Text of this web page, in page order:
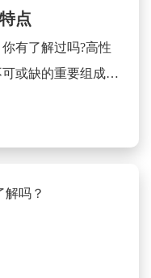
点
有了解过吗?高性
或缺的重要组成部
能和安全性。其作
面。